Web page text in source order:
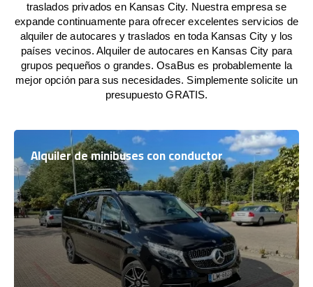
traslados privados en Kansas City. Nuestra empresa se
expande continuamente para ofrecer excelentes servicios de
alquiler de autocares y traslados en toda Kansas City y los
países vecinos. Alquiler de autocares en Kansas City para
grupos pequeños o grandes. OsaBus es probablemente la
mejor opción para sus necesidades. Simplemente solicite un
presupuesto GRATIS.
Alquiler de minibuses con conductor